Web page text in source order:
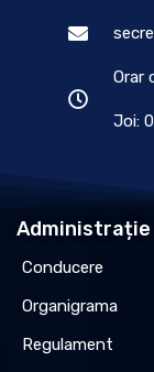
Orar
Joi:
Administrație
Conducere
Organigrama
Regulament